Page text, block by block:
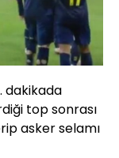
dakikada
top sonrası
asker selamı